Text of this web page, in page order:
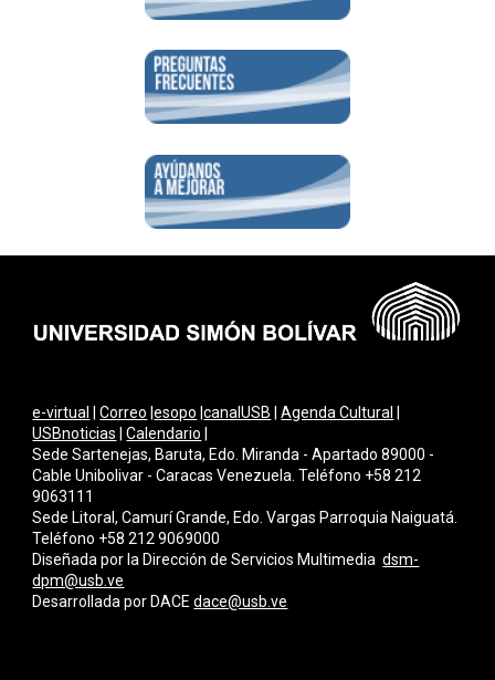
e-virtual |Correo |esopo |canalUSB |Agenda Cultural
USBnoticias |Calendario
Sede Sartenejas, Baruta, Edo. Miranda - Apartado 89000 -
Cable Unibolivar - Caracas Venezuela. Teléfono +58 212
9063111
Sede Litoral, Camurí Grande, Edo. Vargas Parroquia Naiguatá.
Teléfono +58 212 9069000
Diseñada por la Dirección de Servicios Multimediadsm-
dpm@usb.ve
Desarrollada por DACEdace@usb.ve